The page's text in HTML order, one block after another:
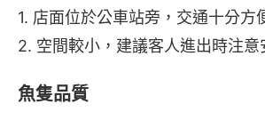
1. 店面位於公車站旁，交通十分方
2. 空間較小，建議客人進出時注意
魚隻品質